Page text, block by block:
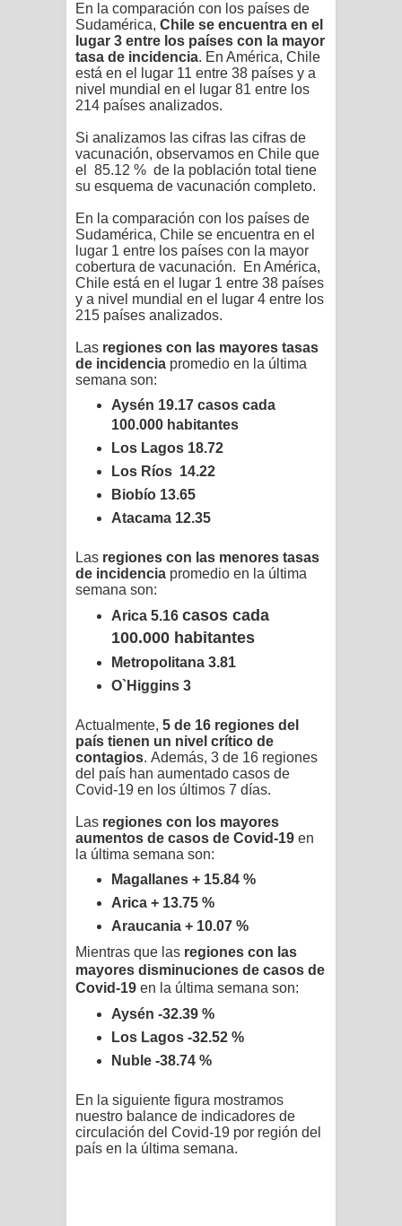
En la comparación con los países de
Sudamérica, Chile se encuentra en el
lugar 3 entre los países con la mayor
tasa de incidencia. En América, Chile
está en el lugar 11 entre 38 países y a
nivel mundial en el lugar 81 entre los
214 países analizados.
Si analizamos las cifras las cifras de
vacunación, observamos en Chile que
el
85.12 % de la población total tiene
su esquema de vacunación completo.
En la comparación con los países de
Sudamérica, Chile se encuentra en el
lugar 1 entre los países con la mayor
cobertura de vacunación.
En América,
Chile está en el lugar 1 entre 38 países
y a nivel mundial en el lugar 4 entre los
215 países analizados.
Las regiones con las mayores tasas
de incidencia promedio en la última
semana son:
Aysén 19.17casos cada
100.000 habitantes
Los Lagos 18.72
Los Ríos 14.22
Biobío 13.65
Atacama 12.35
Las regiones con las menores tasas
de incidencia promedio en la última
semana son:
Arica 5.16 casos cada
100.000 habitantes
Metropolitana 3.81
O`Higgins 3
Actualmente, 5 de 16 regiones del
país tienen un nivel crítico de
contagios. Además, 3 de 16 regiones
del país han aumentado casos de
Covid-19 en los últimos 7 días.
Las regiones con los mayores
aumentos de casos de Covid-19 en
la última semana son:
Magallanes + 15.84 %
Arica + 13.75 %
Araucania + 10.07 %
Mientras que las regiones con las
mayores disminuciones de casos de
Covid-19 en la última semana son:
Aysén -32.39 %
Los Lagos -32.52 %
Nuble -38.74 %
En la siguiente figura mostramos
nuestro balance de indicadores de
circulación del Covid-19 por región del
país en la última semana.